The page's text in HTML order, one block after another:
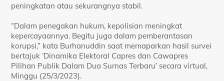
peningkatan atau sekurangnya stabil.
“Dalam penegakan hukum, kepolisian meningkat
kepercayaannya. Begitu juga dalam pemberantasan
korupsi,” kata Burhanuddin saat memaparkan hasil survei
bertajuk ‘Dinamika Elektoral Capres dan Cawapres
Pilihan Publik Dalam Dua Surnas Terbaru’ secara virtual,
Minggu (25/3/2023).